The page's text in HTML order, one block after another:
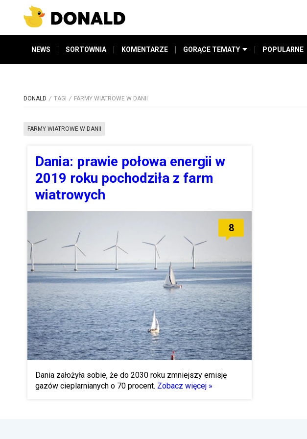
NEWS SORTOWNIA KOMENTARZE GORĄCE TEMATY POPULARNE
DONALD TAGI FARMY WIATROWE W DANII
FARMY WIATROWE W DANII
Dania: prawie połowa energii w
2019 roku pochodziła z farm
wiatrowych
8
Dania założyła sobie, że do 2030 roku zmniejszy emisję
gazów cieplarnianych o 70 procent. Zobacz więcej »